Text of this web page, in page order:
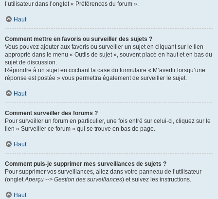
l’utilisateur dans l’onglet « Préférences du forum ».
Haut
Comment mettre en favoris ou surveiller des sujets ?
Vous pouvez ajouter aux favoris ou surveiller un sujet en cliquant sur le lien
approprié dans le menu « Outils de sujet », souvent placé en haut et en bas du
sujet de discussion.
Répondre à un sujet en cochant la case du formulaire « M’avertir lorsqu’une
réponse est postée » vous permettra également de surveiller le sujet.
Haut
Comment surveiller des forums ?
Pour surveiller un forum en particulier, une fois entré sur celui-ci, cliquez sur le
lien « Surveiller ce forum » qui se trouve en bas de page.
Haut
Comment puis-je supprimer mes surveillances de sujets ?
Pour supprimer vos surveillances, allez dans votre panneau de l’utilisateur
(ongletAperçu --> Gestion des surveillances) et suivez les instructions.
Haut